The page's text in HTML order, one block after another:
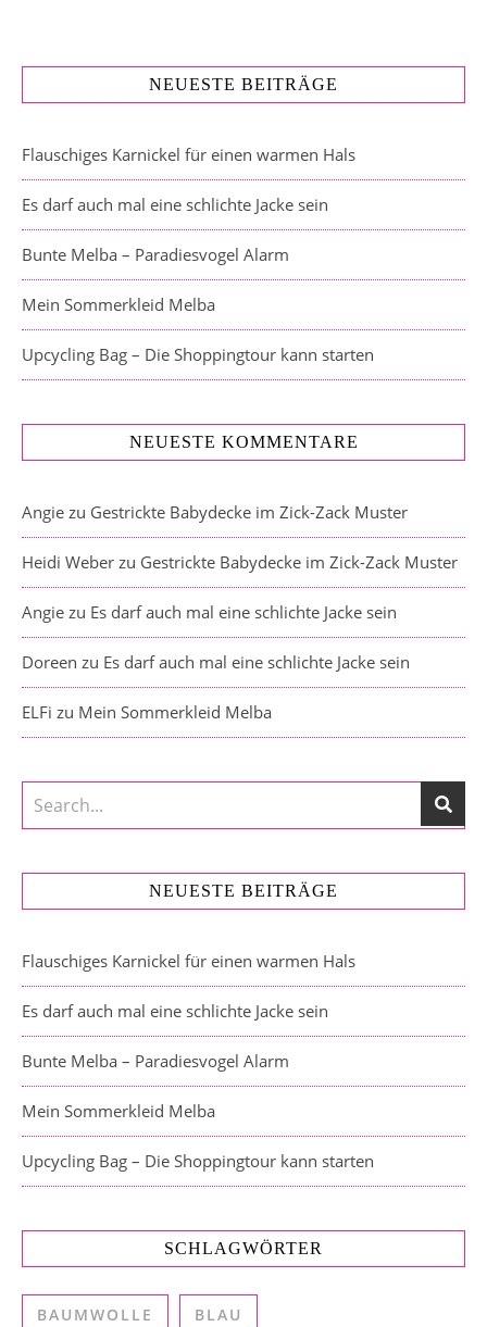
NEUESTE BEITRÄGE
Flauschiges Karnickel für einen warmen Hals
Es darf auch mal eine schlichte Jacke sein
Bunte Melba – Paradiesvogel Alarm
Mein Sommerkleid Melba
Upcycling Bag – Die Shoppingtour kann starten
NEUESTE KOMMENTARE
Angie zu Gestrickte Babydecke im Zick-Zack Muster
Heidi Weber zu Gestrickte Babydecke im Zick-Zack Muster
Angie zu Es darf auch mal eine schlichte Jacke sein
Doreen zu Es darf auch mal eine schlichte Jacke sein
ELFi zu Mein Sommerkleid Melba
NEUESTE BEITRÄGE
Flauschiges Karnickel für einen warmen Hals
Es darf auch mal eine schlichte Jacke sein
Bunte Melba – Paradiesvogel Alarm
Mein Sommerkleid Melba
Upcycling Bag – Die Shoppingtour kann starten
SCHLAGWÖRTER
BAUMWOLLE BLAU